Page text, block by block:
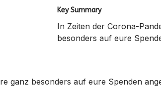
Key Summary
In Zeiten der Corona-
besonders auf eure
ganz besonders auf eure Spenden